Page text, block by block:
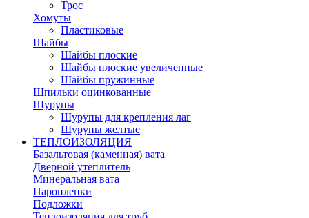
Трос
Хомуты
Пластиковые
Шайбы
Шайбы плоские
Шайбы плоские увеличенные
Шайбы пружинные
Шпильки оцинкованные
Шурупы
Шурупы для крепления лаг
Шурупы желтые
ТЕПЛОИЗОЛЯЦИЯ
Базальтовая (каменная) вата
Дверной утеплитель
Минеральная вата
Паропленки
Подложки